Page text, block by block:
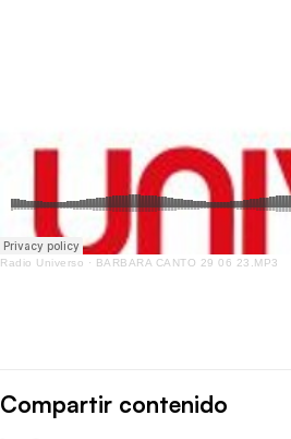
Radio Universo · BARBARA CANTO 29 06 23.MP3
Compartir contenido